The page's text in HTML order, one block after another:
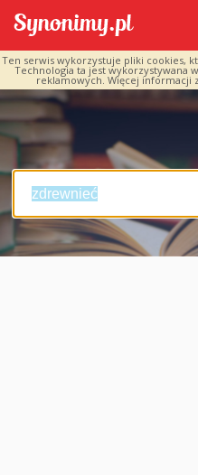
Ten serwis wykorzystuje pliki cookies,
Technologia ta jest wykorzystywana
reklamowych. Więcej informacji